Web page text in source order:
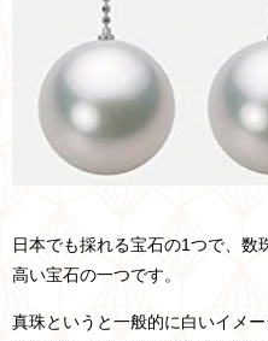
日本でも採れる宝石の1つで、
高い宝石の一つです。
真珠というと一般的に白いイメ